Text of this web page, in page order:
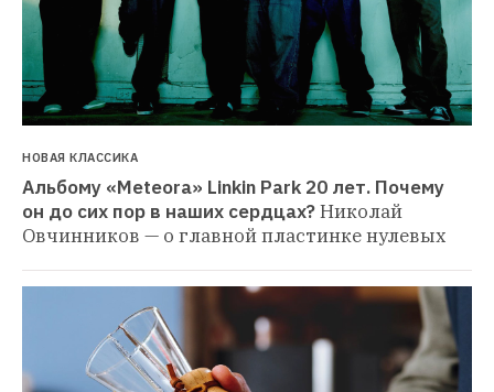
НОВАЯ КЛАССИКА
Альбому «Meteora» Linkin Park 20 лет. Почему
он до сих пор в наших сердцах?Николай
Овчинников — о главной пластинке нулевых